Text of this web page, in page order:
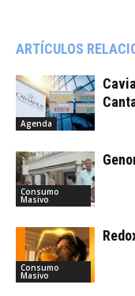
ARTÍCULOS
Agenda
Consumo
Masivo
Consumo
Masivo